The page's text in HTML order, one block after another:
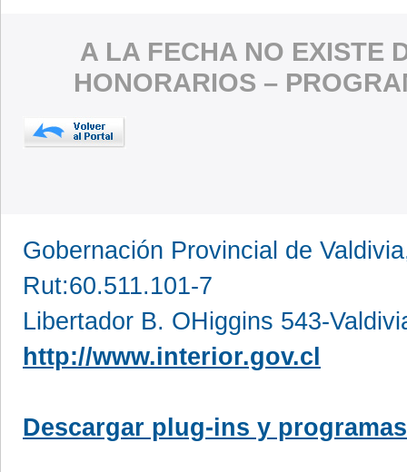
A LA FECHA NO EXISTE
HONORARIOS –
Gobernación Provincial de
Rut:60.511.101-7
Libertador B. OHiggins 543-
http://www.interior.gov.cl
Descargar plug-ins y